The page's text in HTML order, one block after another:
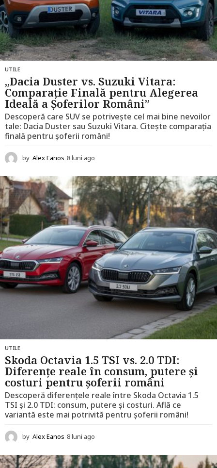
UTILE
„Dacia Duster vs. Suzuki Vitara:
Comparație Finală pentru Alegerea
Ideală a Șoferilor Români”
Descoperă care SUV se potrivește cel mai bine nevoilor
tale: Dacia Duster sau Suzuki Vitara. Citește comparația
finală pentru șoferii români!
by Alex Eanos 8 luni ago
l
u
n
i
a
g
o
UTILE
Skoda Octavia 1.5 TSI vs. 2.0 TDI:
Diferențe reale în consum, putere și
costuri pentru șoferii români
Descoperă diferențele reale între Skoda Octavia 1.5
TSI și 2.0 TDI: consum, putere și costuri. Află ce
variantă este mai potrivită pentru șoferii români!
by Alex Eanos 8 luni ago
l
u